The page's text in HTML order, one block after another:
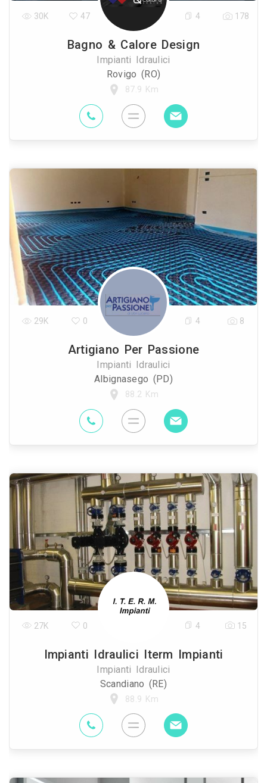
Bagno & Calore Design
Impianti Idraulici
Rovigo (RO)
87.9 Km
30K 47 4 178
Artigiano Per Passione
Impianti Idraulici
Albignasego (PD)
88.2 Km
29K 0 4 8
Impianti Idraulici Iterm Impianti
Impianti Idraulici
Scandiano (RE)
88.9 Km
27K 0 4 15